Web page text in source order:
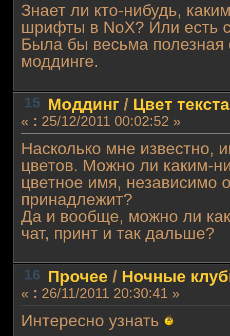
Знает ли кто-нибудь,
шрифты в NoX? Или есть
Была бы весьма
моддинге.
15 Моддинг/ Цвет
« : 25/12/2011 00:02:52 »
Насколько мне известно,
цветов. Можно ли каким-
цветное имя, независимо
принадлежит?
Да и вообще, можно ли
чат, принт и так дальше?
16 Прочее / Ночные
« : 26/11/2011 20:30:41 »
Интересно узнать